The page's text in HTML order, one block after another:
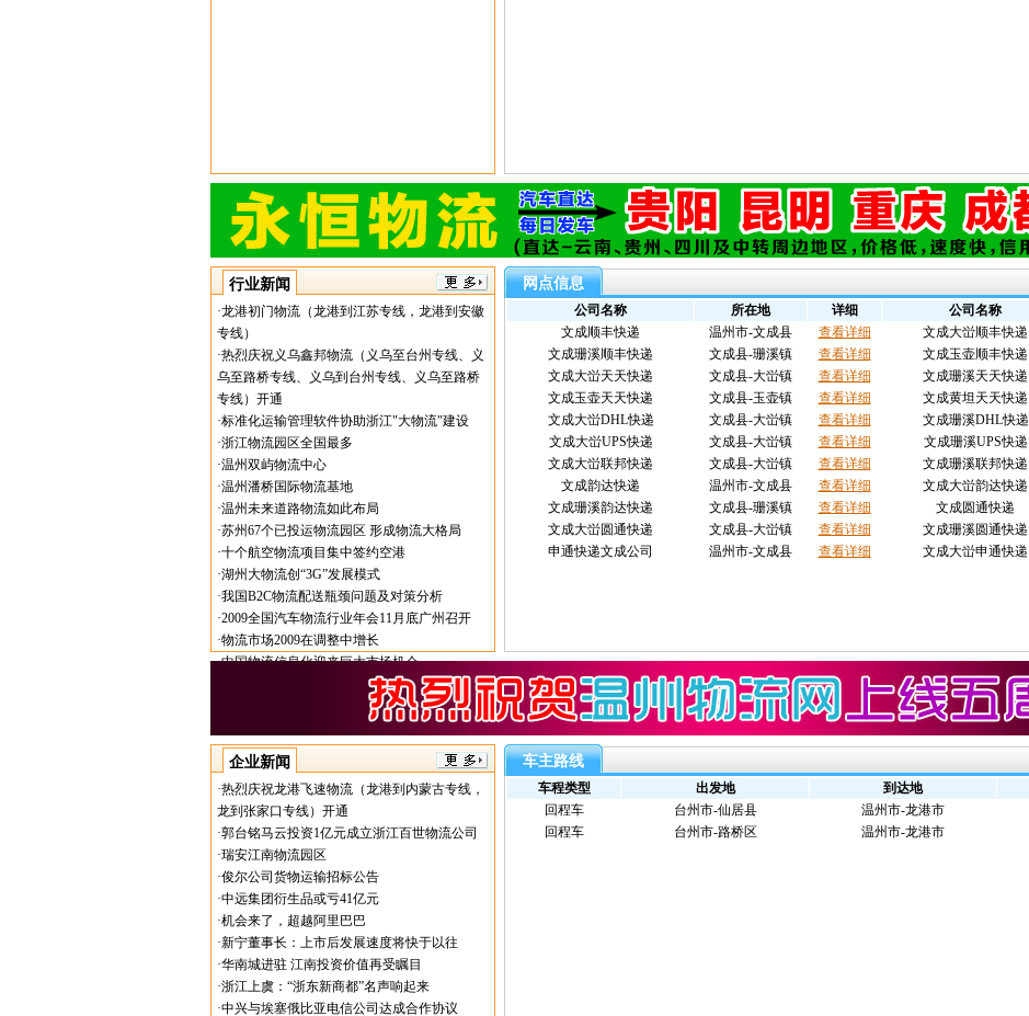
行业新闻
·龙港初门物流（龙港到江苏专线，龙港到安徽
专线）
·热烈庆祝义乌鑫邦物流（义乌至台州专线、义
乌至路桥专线、义乌到台州专线、义乌至路桥
专线）开通
·标准化运输管理软件协助浙江"大物流"建设
·浙江物流园区全国最多
·温州双屿物流中心
·温州潘桥国际物流基地
·温州未来道路物流如此布局
·苏州67个已投运物流园区 形成物流大格局
·十个航空物流项目集中签约空港
·湖州大物流创“3G”发展模式
·我国B2C物流配送瓶颈问题及对策分析
·2009全国汽车物流行业年会11月底广州召开
·物流市场2009在调整中增长
·中国物流信息化迎来巨大市场机会
牡丹江将申报现代物流示范城 扩大知名度
网点信息
公司名称 所在地 详细 公司名称
文成顺丰快递
温州市-文成县 查看详细 文成大峃顺丰快递
文成珊溪顺丰快递
文成县-珊溪镇 查看详细 文成玉壶顺丰快递
文成大峃天天快递
文成县-大峃镇 查看详细 文成珊溪天天快递
文成玉壶天天快递
文成县-玉壶镇 查看详细 文成黄坦天天快递
文成大峃DHL快递
文成县-大峃镇 查看详细 文成珊溪DHL快递
文成大峃UPS快递
文成县-大峃镇 查看详细 文成珊溪UPS快递
文成大峃联邦快递
文成县-大峃镇 查看详细 文成珊溪联邦快递
文成韵达快递
温州市-文成县 查看详细 文成大峃韵达快递
文成珊溪韵达快递
文成县-珊溪镇 查看详细 文成圆通快递
文成大峃圆通快递
文成县-大峃镇 查看详细 文成珊溪圆通快递
申通快递文成公司
温州市-文成县 查看详细 文成大峃申通快递
企业新闻
·热烈庆祝龙港飞速物流（龙港到内蒙古专线，
龙到张家口专线）开通
·郭台铭马云投资1亿元成立浙江百世物流公司
·瑞安江南物流园区
·俊尔公司货物运输招标公告
·中远集团衍生品或亏41亿元
·机会来了，超越阿里巴巴
·新宁董事长：上市后发展速度将快于以往
·华南城进驻 江南投资价值再受瞩目
·浙江上虞：“浙东新商都”名声响起来
·中兴与埃塞俄比亚电信公司达成合作协议
车主路线
车程类型 出发地 到达地
回程车
台州市-仙居县 温州市-龙港市
回程车
台州市-路桥区 温州市-龙港市